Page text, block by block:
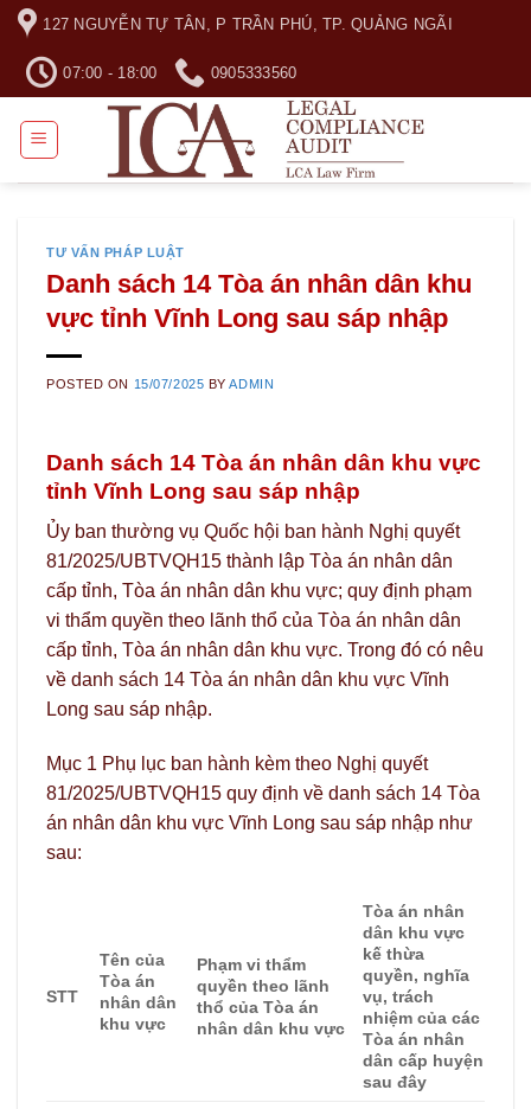
Skip
content
127 NGUYỄN TỰ TÂN, P TRẦN PHÚ, TP. QUẢNG NGÃI
07:00 - 18:00 0905333560
TƯ VẤN PHÁP LUẬT
Danh sách 14 Tòa án nhân dân khu
vực tỉnh Vĩnh Long sau sáp nhập
POSTED ON 15/07/2025 BYADMIN
Danh sách 14 Tòa án nhân dân khu vực
tỉnh Vĩnh Long sau sáp nhập
Ủy ban thường vụ Quốc hội ban hành Nghị quyết
81/2025/UBTVQH15 thành lập Tòa án nhân dân
cấp tỉnh, Tòa án nhân dân khu vực; quy định phạm
vi thẩm quyền theo lãnh thổ của Tòa án nhân dân
cấp tỉnh, Tòa án nhân dân khu vực. Trong đó có nêu
về danh sách 14 Tòa án nhân dân khu vực Vĩnh
Long sau sáp nhập.
Mục 1 Phụ lục ban hành kèm theo Nghị quyết
81/2025/UBTVQH15 quy định về danh sách 14 Tòa
án nhân dân khu vực Vĩnh Long sau sáp nhập như
sau:
STT
Tên của
Tòa án
nhân dân
khu vực
Phạm vi thẩm
quyền theo lãnh
thổ của Tòa án
nhân dân khu vực
Tòa án nhân
dân khu vực
kế thừa
quyền, nghĩa
vụ, trách
nhiệm của các
Tòa án nhân
dân cấp huyện
sau đây